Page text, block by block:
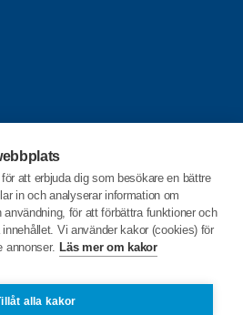
att erbjuda dig som besökare en bättre
in och analyserar information om
för att förbättra funktioner och
Vi använder kakor (cookies) för
annonser. Läs mer om kakor
alla kakor